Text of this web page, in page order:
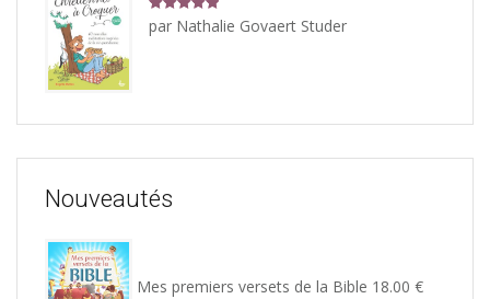
5 sur
5
par Nathalie Govaert Studer
Nouveautés
Mes premiers versets de la Bible 18.00 €